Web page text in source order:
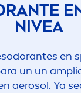
NIVEA
en
un un
aerosol. Ya